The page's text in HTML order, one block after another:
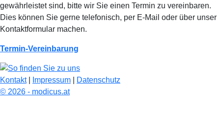
gewährleistet sind, bitte wir Sie einen Termin zu vereinbaren.
Dies können Sie gerne telefonisch, per E-Mail oder über unser
Kontaktformular machen.
Termin-Vereinbarung
Kontakt| Impressum
Datenschutz
© 2026 - modicus.at